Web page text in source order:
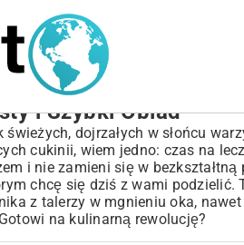
i Szybki Obiad
dojrzałych w słońcu
cukinii, wiem jedno: czas na
i nie zamieni się w
chcę się dziś z wami podzielić.
z talerzy w mgnieniu oka,
na kulinarną rewolucję?